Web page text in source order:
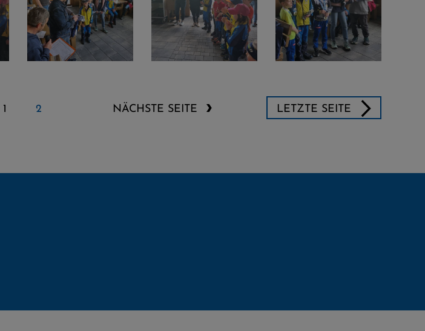
1 2 NÄCHSTE SEITE LETZTE SEITE